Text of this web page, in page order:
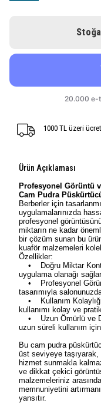
1000 TL üzeri
Ürün Açıklaması
Profesyonel Görüntü
Cam Pudra
Berberler için
uygulamalarınızda
profesyonel
miktarın ne kadar
bir çözüm sunan bu
kuaför malzemeleri
Özellikler:
• Doğru Miktar
uygulama olanağı
• Profesyonel
tasarımıyla
• Kullanım
kullanımı kolay ve
• Uzun Ömürlü ve
uzun süreli kullanım
Bu cam pudra
üst seviyeye
hizmet sunmakla
ve dikkat çekici
malzemeleriniz
memnuniyetini
yansıtır.